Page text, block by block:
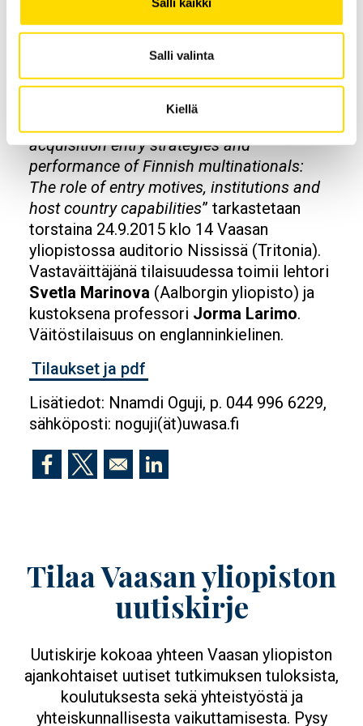
Salli valinta
Kiellä
Väitöstiedot
MSc Nnamdi Ogujin markkinoinnin alaan
acquisition entry strategies and
performance of Finnish multinationals:
The role of entry motives, institutions and
host country capabilities” tarkastetaan
torstaina 24.9.2015 klo 14 Vaasan
yliopistossa auditorio Nississä (Tritonia).
Vastaväittäjänä tilaisuudessa toimii lehtori
Svetla Marinova (Aalborgin yliopisto) ja
kustoksena professori Jorma Larimo.
Väitöstilaisuus on englanninkielinen.
Tilaukset ja pdf
Lisätiedot: Nnamdi Oguji, p. 044 996 6229,
sähköposti: noguji(ät)uwasa.fi
Opens in a new window
Opens in a new windowOpens in a new window
Tilaa Vaasan yliopiston
uutiskirje
Uutiskirje kokoaa yhteen Vaasan yliopiston
ajankohtaiset uutiset tutkimuksen tuloksista,
koulutuksesta sekä yhteistyöstä ja
yhteiskunnallisesta vaikuttamisesta. Pysy